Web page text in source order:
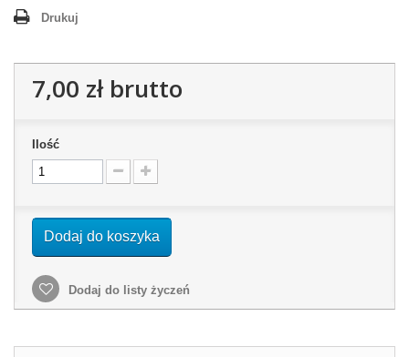
Drukuj
7,00 złbrutto
Ilość
Dodaj do koszyka
Dodaj do listy życzeń